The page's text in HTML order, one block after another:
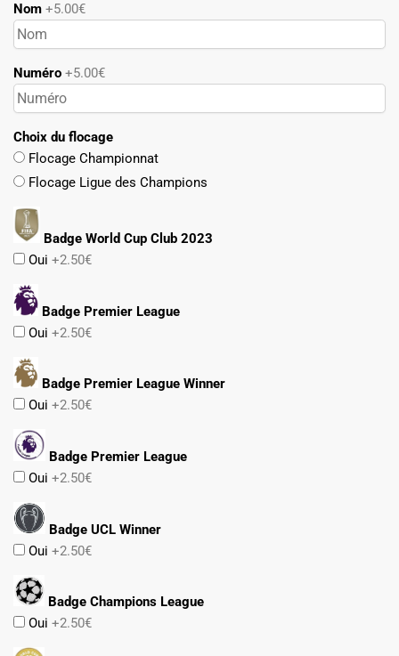
Nom +5.00€
Numéro +5.00€
Choix du flocage
Flocage Championnat
Flocage Ligue des Champions
Badge World Cup Club 2023
Oui +2.50€
Badge Premier League
Oui +2.50€
Badge Premier League Winner
Oui +2.50€
Badge Premier League
Oui +2.50€
Badge UCL Winner
Oui +2.50€
Badge Champions League
Oui +2.50€